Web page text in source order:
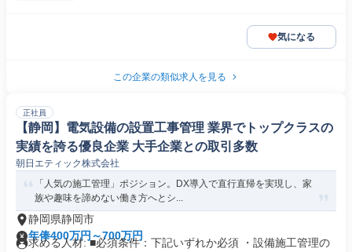
気になる
この企業の類似求人を見る
正社員
【静岡】電気設備の設置工事管理 業界でトップクラスの
実績を誇る優良企業 大手企業との取引多数
朝日エティック株式会社
「人気の施工管理」ポジション。DX導入で直行直帰を実現し、家
族や趣味を諦めない働き方へとシ...
静岡県静岡市
年俸400万円～700万円
求める人材: ■必須条件：下記いずれか必須 ・設備施工管理の